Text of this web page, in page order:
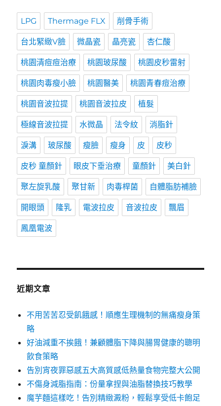
LPG Thermage FLX 削骨手術
台北緊緻V臉 微晶瓷 晶亮瓷 杏仁酸
桃園清痘痘治療 桃園玻尿酸 桃園皮秒雷射
桃園肉毒瘦小臉 桃園醫美 桃園青春痘治療
桃園音波拉提 桃園音波拉皮 植髮
極線音波拉提 水微晶 法令紋 消脂針
淚溝 玻尿酸 瘦臉 瘦身 皮 皮秒
皮秒 童顏針 眼皮下垂治療 童顏針 美白針
聚左旋乳酸 聚甘新 肉毒桿菌 自體脂肪補臉
開眼頭 隆乳 電波拉皮 音波拉皮 飄眉
鳳凰電波
近期文章
不用苦苦忍受飢餓感！順應生理機制的無痛瘦身策
略
好油減重不挨餓！兼顧體脂下降與腸胃健康的聰明
飲食策略
告別宵夜罪惡感五大高質感低熱量食物完整大公開
不傷身減脂指南：份量拿捏與油脂替換技巧教學
魔芋麵這樣吃！告別精緻澱粉，輕鬆享受低卡飽足